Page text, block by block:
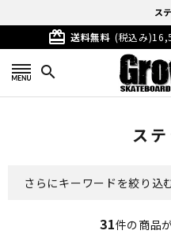
ス
card_giftcard 送料無料 (税込み
search
ス
さらにキーワードを絞り込
31件の商品